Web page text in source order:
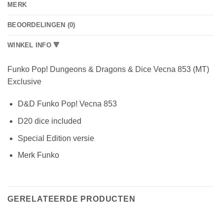
MERK
BEOORDELINGEN (0)
WINKEL INFO 🔻
Funko Pop! Dungeons & Dragons & Dice Vecna 853 (MT)
Exclusive
D&D Funko Pop! Vecna 853
D20 dice included
Special Edition versie
Merk Funko
GERELATEERDE PRODUCTEN